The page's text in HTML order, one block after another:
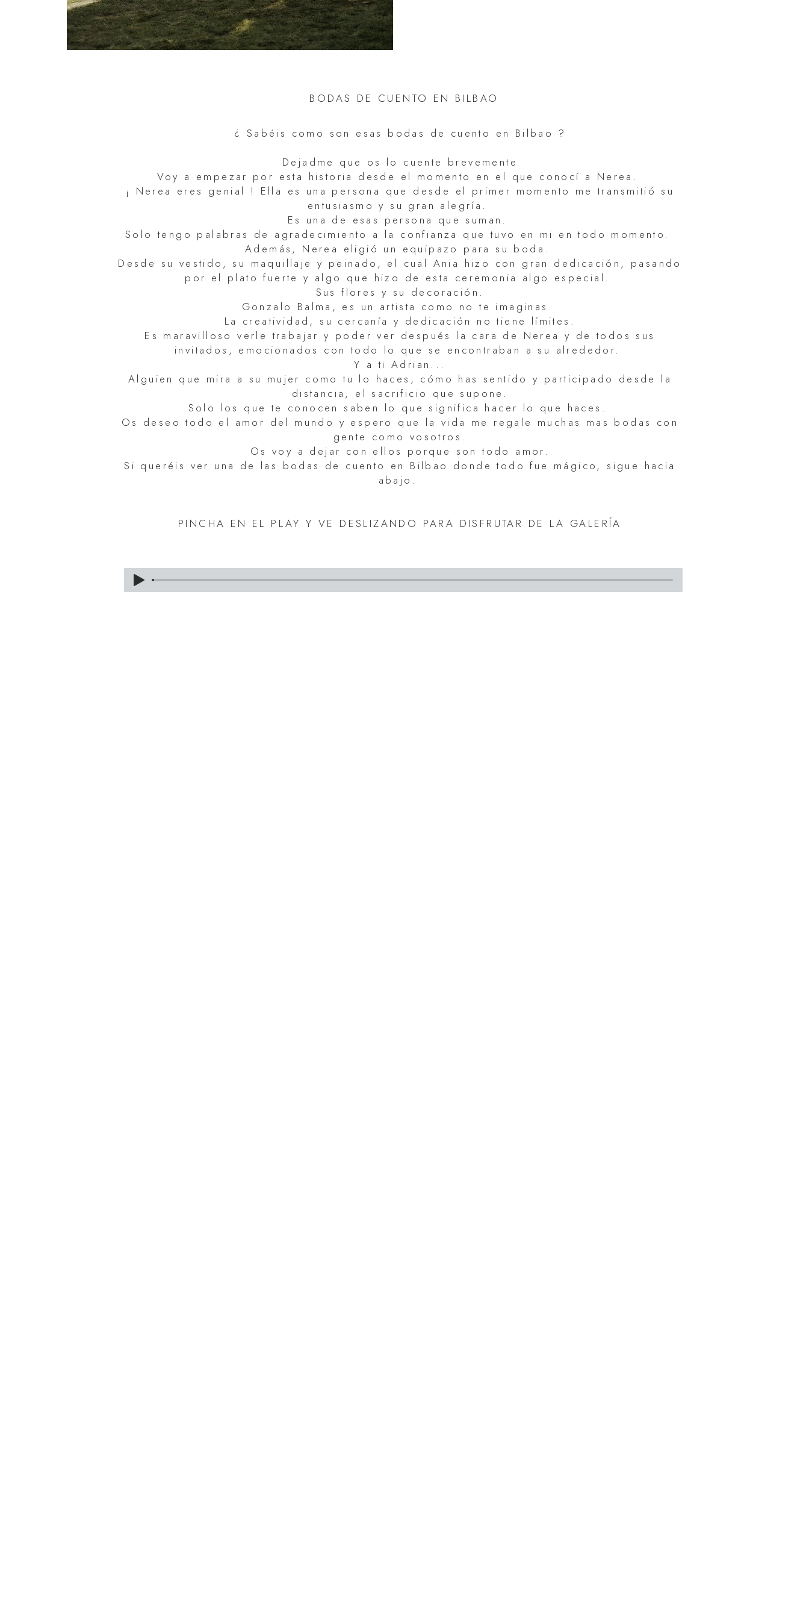
BODAS DE CUENTO EN BILBAO
¿ Sabéis como son esas bodas de cuento en Bilbao ?
Dejadme que os lo cuente brevemente
Voy a empezar por esta historia desde el momento en el que conocí a Nerea.
¡ Nerea eres genial ! Ella es una persona que desde el primer momento me transmitió su
entusiasmo y su gran alegría.
Es una de esas persona que suman.
Solo tengo palabras de agradecimiento a la confianza que tuvo en mi en todo momento.
Además, Nerea eligió un equipazo para su boda.
Desde su vestido, su maquillaje y peinado, el cual Ania hizo con gran dedicación, pasando
por el plato fuerte y algo que hizo de esta ceremonia algo especial.
Sus flores y su decoración.
Gonzalo Balma, es un artista como no te imaginas.
La creatividad, su cercanía y dedicación no tiene límites.
Es maravilloso verle trabajar y poder ver después la cara de Nerea y de todos sus
invitados, emocionados con todo lo que se encontraban a su alrededor.
Y a ti Adrian...
Alguien que mira a su mujer como tu lo haces, cómo has sentido y participado desde la
distancia, el sacrificio que supone.
Solo los que te conocen saben lo que significa hacer lo que haces.
Os deseo todo el amor del mundo y espero que la vida me regale muchas mas bodas con
gente como vosotros.
Os voy a dejar con ellos porque son todo amor.
Si queréis ver una de las bodas de cuento en Bilbao donde todo fue mágico, sigue hacia
abajo.
PINCHA EN EL PLAY Y VE DESLIZANDO PARA DISFRUTAR DE LA GALERÍA